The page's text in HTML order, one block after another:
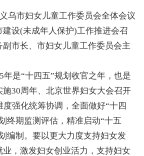
市妇女儿童工作委员会全体会议
设(未成年人保护)工作推进会召
市长、市妇女儿童工作委员会主
是“十四五”规划收官之年，也是
30周年、北京世界妇女大会召开
强化统筹协调，全面做好“十四
终期监测评估，精准启动“十五
编制。要以更大力度支持妇女发
业，激发妇女创业活力，支持妇女